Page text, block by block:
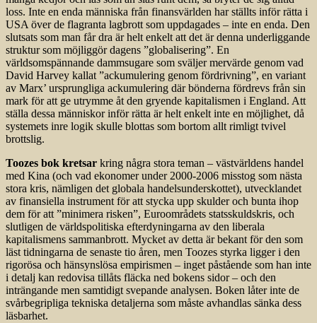
loss. Inte en enda människa från finansvärlden har ställts inför rätta i
USA över de flagranta lagbrott som uppdagades – inte en enda. Den
slutsats som man får dra är helt enkelt att det är denna underliggande
struktur som möjliggör dagens ”globalisering”. En
världsomspännande dammsugare som sväljer mervärde genom vad
David Harvey kallat ”ackumulering genom fördrivning”, en variant
av Marx’ ursprungliga ackumulering där bönderna fördrevs från sin
mark för att ge utrymme åt den gryende kapitalismen i England. Att
ställa dessa människor inför rätta är helt enkelt inte en möjlighet, då
systemets inre logik skulle blottas som bortom allt rimligt tvivel
brottslig.
Toozes bok kretsar kring några stora teman – västvärldens handel
med Kina (och vad ekonomer under 2000-2006 misstog som nästa
stora kris, nämligen det globala handelsunderskottet), utvecklandet
av finansiella instrument för att stycka upp skulder och bunta ihop
dem för att ”minimera risken”, Euroområdets statsskuldskris, och
slutligen de världspolitiska efterdyningarna av den liberala
kapitalismens sammanbrott. Mycket av detta är bekant för den som
läst tidningarna de senaste tio åren, men Toozes styrka ligger i den
rigorösa och hänsynslösa empirismen – inget påstående som han inte
i detalj kan redovisa tillåts fläcka ned bokens sidor – och den
inträngande men samtidigt svepande analysen. Boken låter inte de
svårbegripliga tekniska detaljerna som måste avhandlas sänka dess
läsbarhet.